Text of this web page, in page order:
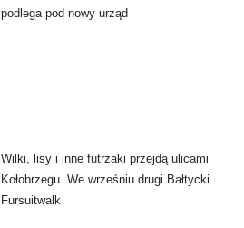
podlega pod nowy urząd
Wilki, lisy i inne futrzaki przejdą ulicami
Kołobrzegu. We wrześniu drugi Bałtycki
Fursuitwalk